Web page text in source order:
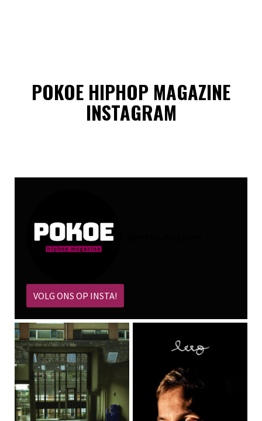
POKOE HIPHOP MAGAZINE
INSTAGRAM
VOLG ONS OP INSTA!